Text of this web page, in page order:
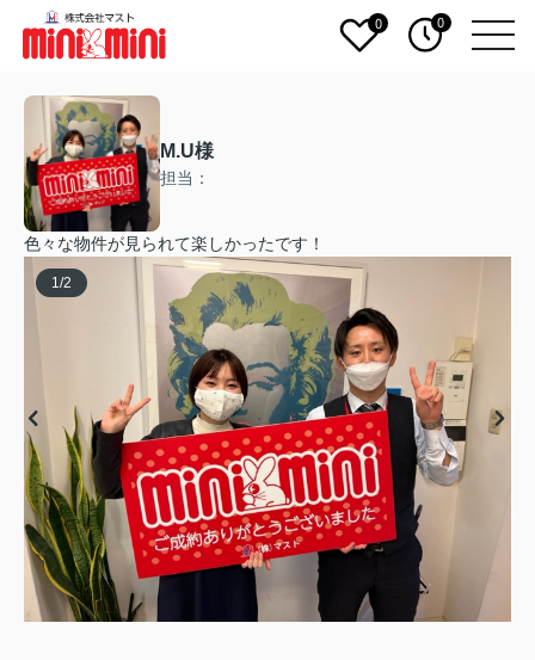
0 0
M.U様
担当：
色々な物件が見られて楽しかったです！
1 /2